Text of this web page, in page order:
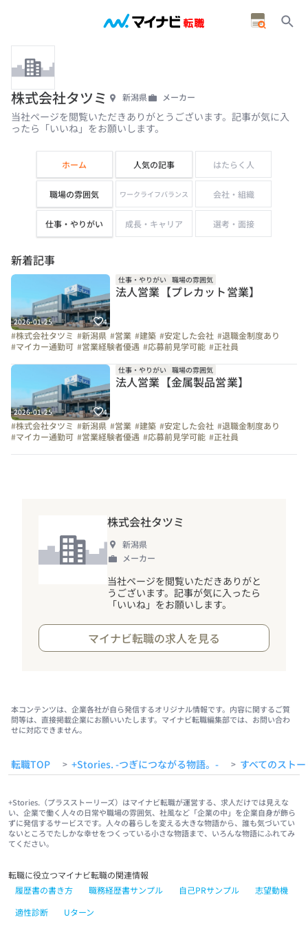
株式会社タツミ 新潟県 メーカー
当社ページを閲覧いただきありがとうございます。記事が気に入
ったら「いいね」をお願いします。
ホーム 人気の記事 はたらく人
職場の雰囲気 ワークライフバランス 会社・組織
仕事・やりがい 成長・キャリア 選考・面接
新着記事
2026-01-25 4
仕事・やりがい 職場の雰囲気
法人営業【プレカット営業】
#株式会社タツミ #新潟県 #営業 #建築 #安定した会社 #退職金制度あり
#マイカー通勤可 #営業経験者優遇 #応募前見学可能 #正社員
2026-01-25 4
仕事・やりがい 職場の雰囲気
法人営業【金属製品営業】
#株式会社タツミ #新潟県 #営業 #建築 #安定した会社 #退職金制度あり
#マイカー通勤可 #営業経験者優遇 #応募前見学可能 #正社員
株式会社タツミ
新潟県
メーカー
当社ページを閲覧いただきありがと
うございます。記事が気に入ったら
「いいね」をお願いします。
マイナビ転職の求人を見る
本コンテンツは、企業各社が自ら発信するオリジナル情報です。内容に関するご質
問等は、直接掲載企業にお願いいたします。マイナビ転職編集部では、お問い合わ
せに対応できません。
転職TOP > +Stories. -つぎにつながる物語。- > すべてのスト
+Stories.（プラスストーリーズ）はマイナビ転職が運営する、求人だけでは見えな
い、企業で働く人々の日常や職場の雰囲気、社風など「企業の中」を企業自身が飾ら
ずに発信するサービスです。人々の暮らしを変える大きな物語から、誰も気づいてい
ないところでたしかな幸せをつくっている小さな物語まで、いろんな物語にふれてみ
てください。
転職に役立つマイナビ転職の関連情報
履歴書の書き方
職務経歴書サンプル 自己PRサンプル
志望動機
適性診断
Uターン